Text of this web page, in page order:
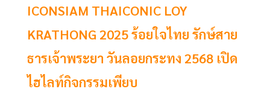
ICONSIAM THAICONIC LOY
KRATHONG 2025 ร้อยใจไทย รักษ์สาย
ธารเจ้าพระยา วันลอยกระทง 2568 เปิด
ไฮไลท์กิจกรรมเพียบ